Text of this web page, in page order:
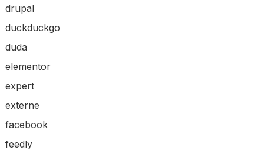
drupal
duckduckgo
duda
elementor
expert
externe
facebook
feedly